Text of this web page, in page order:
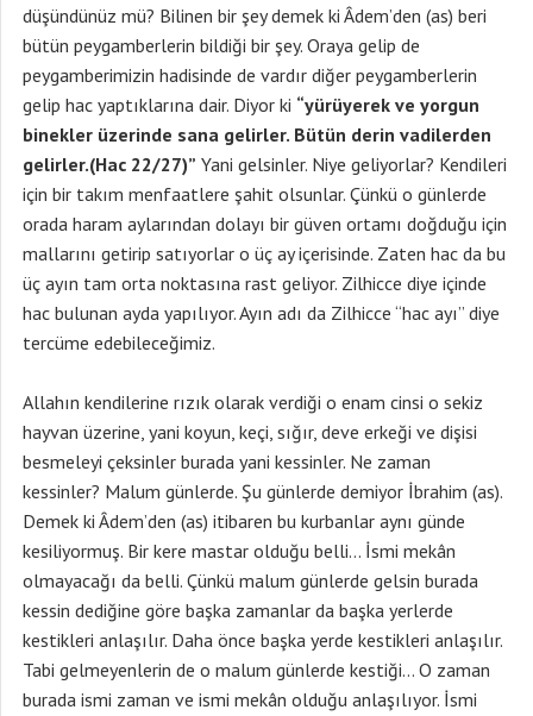
düşündünüz mü? Bilinen bir şey demek ki Âdem’den (as) beri
bütün peygamberlerin bildiği bir şey. Oraya gelip de
peygamberimizin hadisinde de vardır diğer peygamberlerin
gelip hac yaptıklarına dair. Diyor ki “yürüyerek ve yorgun
binekler üzerinde sana gelirler. Bütün derin vadilerden
gelirler.(Hac 22/27)” Yani gelsinler. Niye geliyorlar? Kendileri
için bir takım menfaatlere şahit olsunlar. Çünkü o günlerde
orada haram aylarından dolayı bir güven ortamı doğduğu için
mallarını getirip satıyorlar o üç ay içerisinde. Zaten hac da bu
üç ayın tam orta noktasına rast geliyor. Zilhicce diye içinde
hac bulunan ayda yapılıyor. Ayın adı da Zilhicce “hac ayı” diye
tercüme edebileceğimiz.
Allahın kendilerine rızık olarak verdiği o enam cinsi o sekiz
hayvan üzerine, yani koyun, keçi, sığır, deve erkeği ve dişisi
besmeleyi çeksinler burada yani kessinler. Ne zaman
kessinler? Malum günlerde. Şu günlerde demiyor İbrahim (as).
Demek ki Âdem’den (as) itibaren bu kurbanlar aynı günde
kesiliyormuş. Bir kere mastar olduğu belli… İsmi mekân
olmayacağı da belli. Çünkü malum günlerde gelsin burada
kessin dediğine göre başka zamanlar da başka yerlerde
kestikleri anlaşılır. Daha önce başka yerde kestikleri anlaşılır.
Tabi gelmeyenlerin de o malum günlerde kestiği… O zaman
burada ismi zaman ve ismi mekân olduğu anlaşılıyor. İsmi